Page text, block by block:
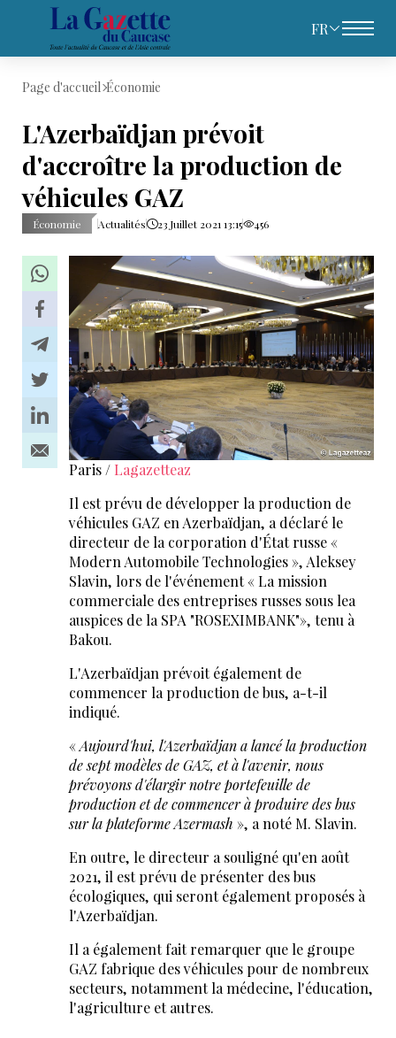
FR
Page d'accueil Économie
L'Azerbaïdjan prévoit
d'accroître la production de
véhicules GAZ
Économie Actualités 23 Juillet 2021 13:15 456
Paris / Lagazetteaz
Il est prévu de développer la production de
véhicules GAZ en Azerbaïdjan, a déclaré le
directeur de la corporation d'État russe «
Modern Automobile Technologies », Aleksey
Slavin, lors de l'événement « La mission
commerciale des entreprises russes sous lea
auspices de la SPA "ROSEXIMBANK"», tenu à
Bakou.
L'Azerbaïdjan prévoit également de
commencer la production de bus, a-t-il
indiqué.
«Aujourd'hui, l'Azerbaïdjan a lancé la production
de sept modèles de GAZ, et à l'avenir, nous
prévoyons d'élargir notre portefeuille de
production et de commencer à produire des bus
sur la plateforme Azermash », a noté M. Slavin.
En outre, le directeur a souligné qu'en août
2021, il est prévu de présenter des bus
écologiques, qui seront également proposés à
l'Azerbaïdjan.
Il a également fait remarquer que le groupe
GAZ fabrique des véhicules pour de nombreux
secteurs, notamment la médecine, l'éducation,
l'agriculture et autres.